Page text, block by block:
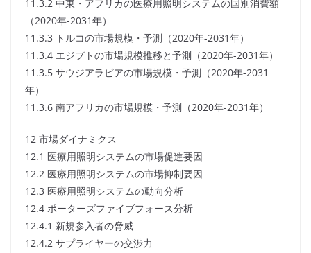
11.3.2 中東・アフリカの医療用照明システムの国別消費額
（2020年-2031年）
11.3.3 トルコの市場規模・予測（2020年-2031年）
11.3.4 エジプトの市場規模推移と予測（2020年-2031年）
11.3.5 サウジアラビアの市場規模・予測（2020年-2031
年）
11.3.6 南アフリカの市場規模・予測（2020年-2031年）
12 市場ダイナミクス
12.1 医療用照明システムの市場促進要因
12.2 医療用照明システムの市場抑制要因
12.3 医療用照明システムの動向分析
12.4 ポーターズファイブフォース分析
12.4.1 新規参入者の脅威
12.4.2 サプライヤーの交渉力